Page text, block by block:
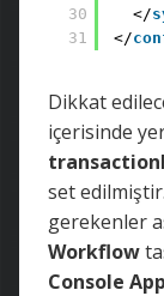
30
31
</
</
Dikkat
içerisinde
set
gerekenler
Workflow
Console